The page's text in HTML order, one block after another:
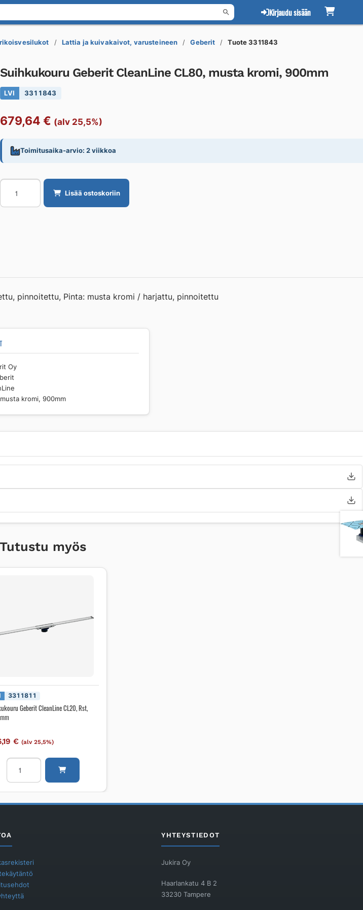
Kirjaudu sisään
Lattia ja kuivakaivot, varusteineen Geberit Tuote 3311843
Suihkukouru Geberit CleanLine CL80, musta kromi, 900mm
LVI 3311843
679,64 € (alv 25,5%)
Toimitusaika-arvio: 2 viikkoa
Suihkukouru
Geberit
CleanLine
Lisää ostoskoriin
pinnoitettu, Pinta: musta kromi / harjattu, pinnoitettu
Oy
kromi, 900mm
Tutustu myös
3311811
Geberit CleanLine CL20, Rst,
€ (alv 25,5%)
Suihkukouru
Geberit
CleanLine
Rst,
YHTEYSTIEDOT
Jukira Oy
Haarlankatu 4 B 2
33230 Tampere